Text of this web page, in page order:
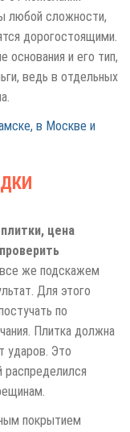
любой сложности,
дорогостоящими.
основания и его тип,
ведь в отдельных
цена
же подскажем
Для этого
по
Плитка должна
ударов. Это
распределился
покрытием